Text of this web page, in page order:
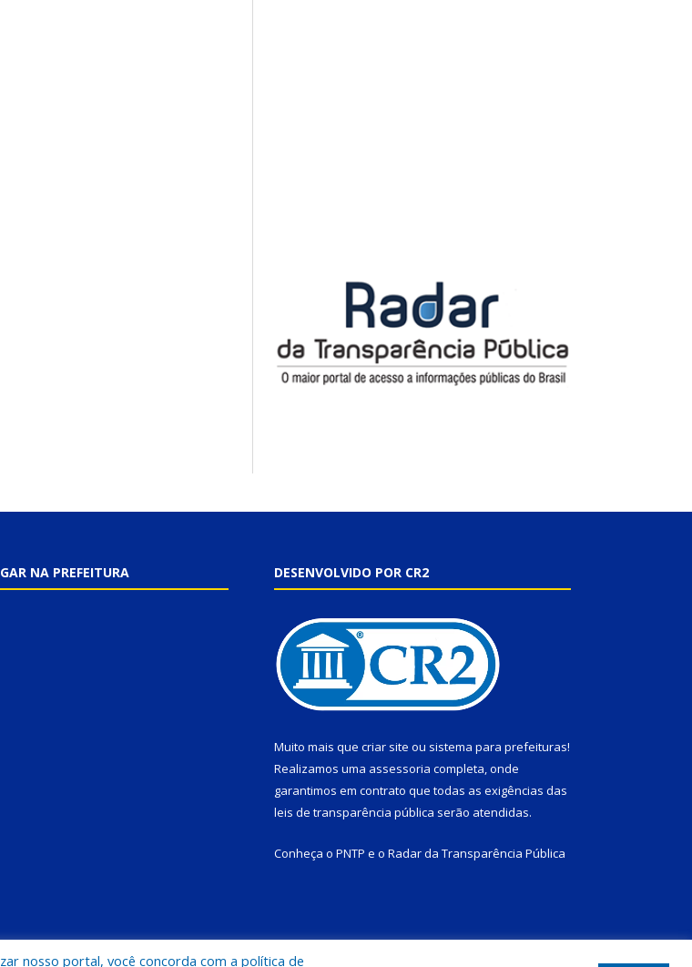
NA PREFEITURA DESENVOLVIDO POR CR2
Muito mais que criar site ou sistema para prefeituras!
Realizamos uma assessoria completa, onde
garantimos em contrato que todas as exigências das
leis de transparência pública serão atendidas.
Conheça o PNTP e o Radar da Transparência Pública
nosso portal, você concorda com a política de